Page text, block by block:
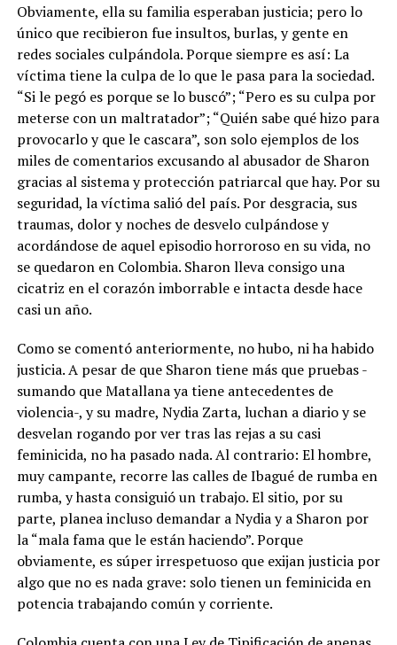
Obviamente, ella su familia esperaban justicia; pero lo
único que recibieron fue insultos, burlas, y gente en
redes sociales culpándola. Porque siempre es así: La
víctima tiene la culpa de lo que le pasa para la sociedad.
“Si le pegó es porque se lo buscó”; “Pero es su culpa por
meterse con un maltratador”; “Quién sabe qué hizo para
provocarlo y que le cascara”, son solo ejemplos de los
miles de comentarios excusando al abusador de Sharon
gracias al sistema y protección patriarcal que hay. Por su
seguridad, la víctima salió del país. Por desgracia, sus
traumas, dolor y noches de desvelo culpándose y
acordándose de aquel episodio horroroso en su vida, no
se quedaron en Colombia. Sharon lleva consigo una
cicatriz en el corazón imborrable e intacta desde hace
casi un año.
Como se comentó anteriormente, no hubo, ni ha habido
justicia. A pesar de que Sharon tiene más que pruebas -
sumando que Matallana ya tiene antecedentes de
violencia-, y su madre, Nydia Zarta, luchan a diario y se
desvelan rogando por ver tras las rejas a su casi
feminicida, no ha pasado nada. Al contrario: El hombre,
muy campante, recorre las calles de Ibagué de rumba en
rumba, y hasta consiguió un trabajo. El sitio, por su
parte, planea incluso demandar a Nydia y a Sharon por
la “mala fama que le están haciendo”. Porque
obviamente, es súper irrespetuoso que exijan justicia por
algo que no es nada grave: solo tienen un feminicida en
potencia trabajando común y corriente.